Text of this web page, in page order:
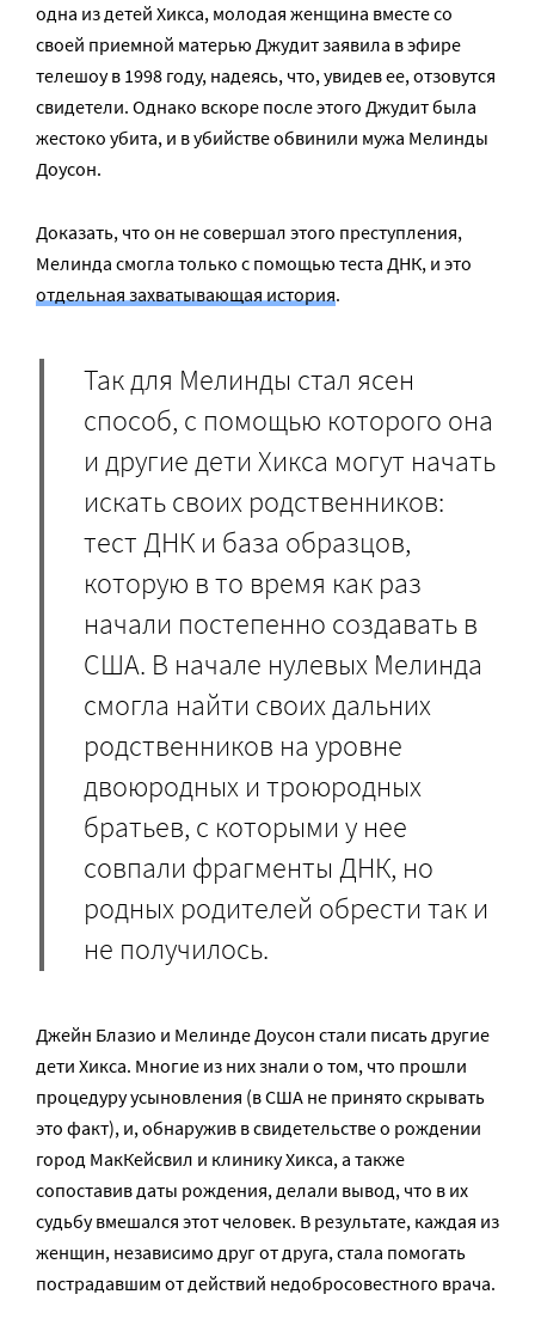
одна из детей Хикса, молодая женщина вместе со
своей приемной матерью Джудит заявила в эфире
телешоу в 1998 году, надеясь, что, увидев ее, отзовутся
свидетели. Однако вскоре после этого Джудит была
жестоко убита, и в убийстве обвинили мужа Мелинды
Доусон.
Доказать, что он не совершал этого преступления,
Мелинда смогла только с помощью теста ДНК, и это
отдельная захватывающая история.
Так для Мелинды стал ясен
способ, с помощью которого она
и другие дети Хикса могут начать
искать своих родственников:
тест ДНК и база образцов,
которую в то время как раз
начали постепенно создавать в
США. В начале нулевых Мелинда
смогла найти своих дальних
родственников на уровне
двоюродных и троюродных
братьев, с которыми у нее
совпали фрагменты ДНК, но
родных родителей обрести так и
не получилось.
Джейн Блазио и Мелинде Доусон стали писать другие
дети Хикса. Многие из них знали о том, что прошли
процедуру усыновления (в США не принято скрывать
это факт), и, обнаружив в свидетельстве о рождении
город МакКейсвил и клинику Хикса, а также
сопоставив даты рождения, делали вывод, что в их
судьбу вмешался этот человек. В результате, каждая из
женщин, независимо друг от друга, стала помогать
пострадавшим от действий недобросовестного врача.